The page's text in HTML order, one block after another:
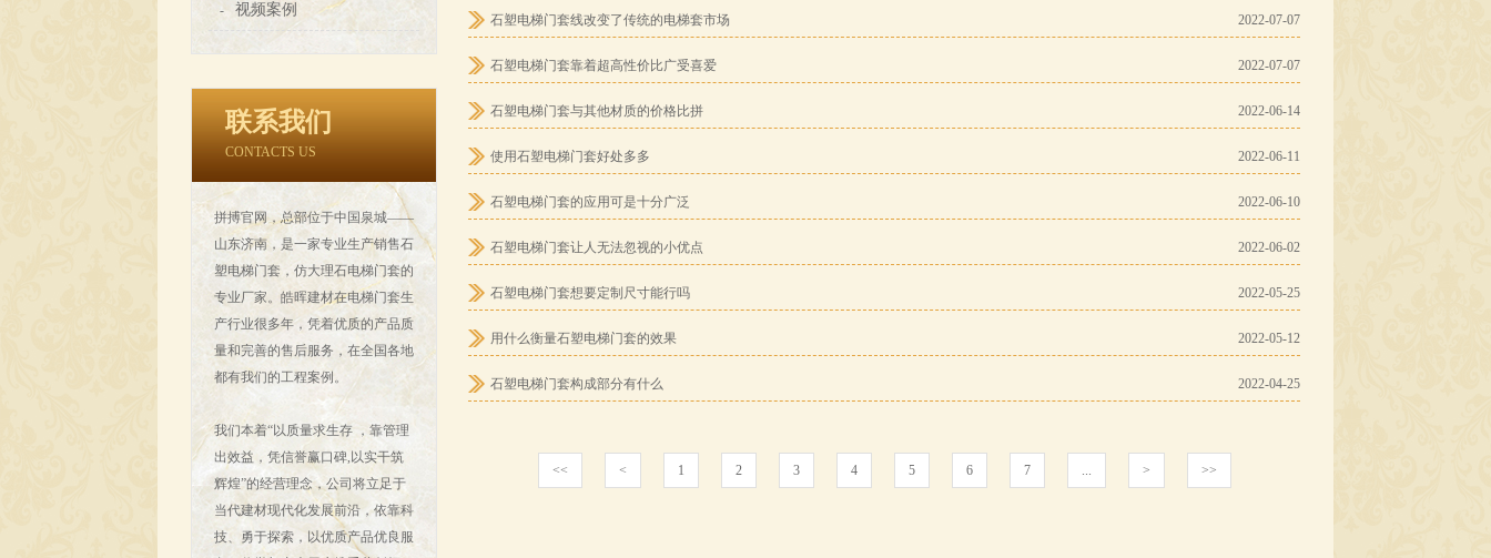
- 视频案例
联系我们
CONTACTS US
拼搏官网，总部位于中国泉城——
山东济南，是一家专业生产销售石
塑电梯门套，仿大理石电梯门套的
专业厂家。皓晖建材在电梯门套生
产行业很多年，凭着优质的产品质
量和完善的售后服务，在全国各地
都有我们的工程案例。
我们本着“以质量求生存 ，靠管理
出效益，凭信誉赢口碑,以实干筑
辉煌”的经营理念，公司将立足于
当代建材现代化发展前沿，依靠科
技、勇于探索，以优质产品优良服
2022-07-07
石塑电梯门套线改变了传统的电梯套市场
2022-07-07
石塑电梯门套靠着超高性价比广受喜爱
2022-06-14
石塑电梯门套与其他材质的价格比拼
2022-06-11
使用石塑电梯门套好处多多
2022-06-10
石塑电梯门套的应用可是十分广泛
2022-06-02
石塑电梯门套让人无法忽视的小优点
2022-05-25
石塑电梯门套想要定制尺寸能行吗
2022-05-12
用什么衡量石塑电梯门套的效果
2022-04-25
石塑电梯门套构成部分有什么
<< < 1 2 3 4 5 6 7 ... > >>